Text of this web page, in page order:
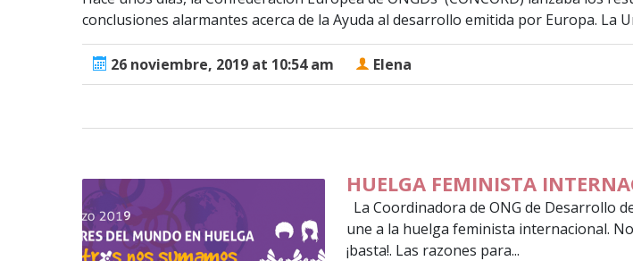
conclusiones alarmantes acerca de la Ayuda al desarrollo emitida por Europa. La
26 noviembre, 2019 at 10:54 am Elena
HUELGA FEMINISTA
La Coordinadora de ONG de Desarrollo
une a la huelga feminista internacional.
¡basta!. Las razones para...